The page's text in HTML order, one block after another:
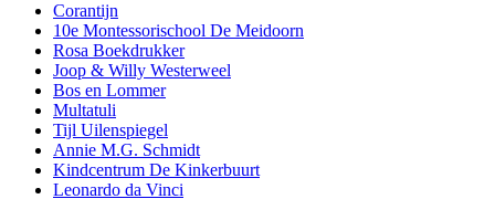
Corantijn
10e Montessorischool De Meidoorn
Rosa Boekdrukker
Joop & Willy Westerweel
Bos en Lommer
Multatuli
Tijl Uilenspiegel
Annie M.G. Schmidt
Kindcentrum De Kinkerbuurt
Leonardo da Vinci